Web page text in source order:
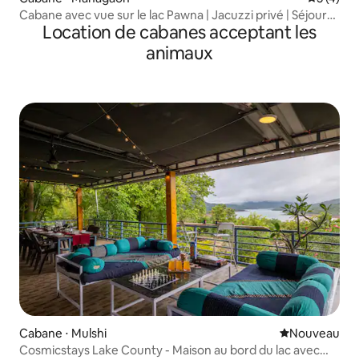
Cabane avec vue sur le lac Pawna | Jacuzzi privé | Séjour
en couple
Location de cabanes acceptant les
animaux
Cabane ⋅ Mulshi Nouvel
Nouveau
Cosmicstays Lake County - Maison au bord du lac avec